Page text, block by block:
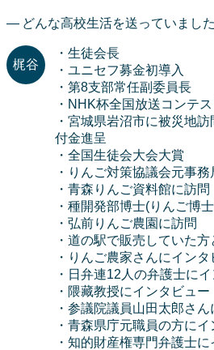
どんな高校生活を送っていまし
・生徒会長
・ユニセフ募金初導入
・第8支部常任副委員長
・NHK杯全国放送コンテス
・宮城県岩沼市に被災地
付金進呈
・全国生徒会大会大賞
・りんご対策協議会元事
・青森りんご資料館に訪問
・種開発部博士(りんご博
・弘前りんご農園に訪問
・道の駅で販売していた方
・りんご農家さんにインタ
・日弁連12人の弁護士に
・隈藏教授にインタビュー
・参議院議員山田太郎さ
・青森県庁元職員の方に
・知的財産権専門弁護士